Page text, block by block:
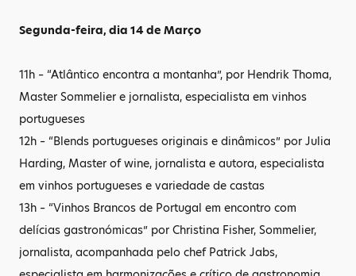
Segunda-feira, dia 14 de Março
11h – “Atlântico encontra a montanha”, por Hendrik Thoma,
Master Sommelier e jornalista, especialista em vinhos
portugueses
12h – “Blends portugueses originais e dinâmicos” por Julia
Harding, Master of wine, jornalista e autora, especialista
em vinhos portugueses e variedade de castas
13h – “Vinhos Brancos de Portugal em encontro com
delícias gastronómicas” por Christina Fisher, Sommelier,
jornalista, acompanhada pelo chef Patrick Jabs,